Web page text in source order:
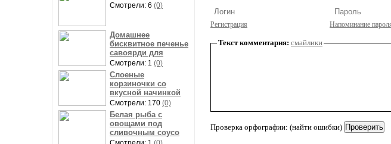
Смотрели: 6 (0)
Домашнее
бисквитное печенье
савоярди для
Смотрели: 1 (0)
Слоеные
корзиночки со
вкусной начинкой
Смотрели: 170 (0)
Белая рыба с
овощами под
сливочным соусо
Регистрация Напоминание
Текст комментария: смайлики
Проверка орфографии: (найти ошибки)